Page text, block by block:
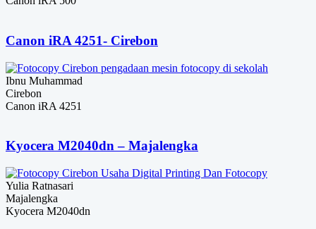
Canon iRA 4251- Cirebon
Ibnu Muhammad
Cirebon
Canon iRA 4251
Kyocera M2040dn – Majalengka
Yulia Ratnasari
Majalengka
Kyocera M2040dn